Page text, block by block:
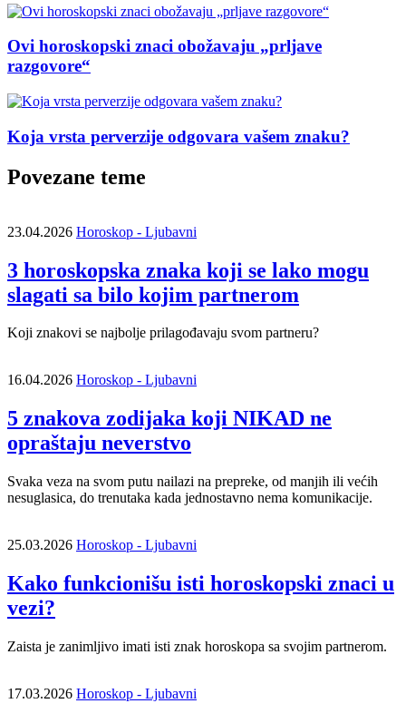
Ovi horoskopski znaci obožavaju „prljave
razgovore“
Koja vrsta perverzije odgovara vašem znaku?
Povezane teme
23.04.2026 Horoskop - Ljubavni
3 horoskopska znaka koji se lako mogu
slagati sa bilo kojim partnerom
Koji znakovi se najbolje prilagođavaju svom partneru?
16.04.2026 Horoskop - Ljubavni
5 znakova zodijaka koji NIKAD ne
opraštaju neverstvo
Svaka veza na svom putu nailazi na prepreke, od manjih ili većih
nesuglasica, do trenutaka kada jednostavno nema komunikacije.
25.03.2026 Horoskop - Ljubavni
Kako funkcionišu isti horoskopski znaci u
vezi?
Zaista je zanimljivo imati isti znak horoskopa sa svojim partnerom.
17.03.2026 Horoskop - Ljubavni